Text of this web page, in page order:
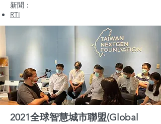
新聞：
RTI
2021全球智慧城市聯盟(Global